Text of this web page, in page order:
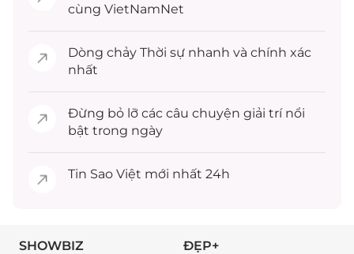
cùng VietNamNet
Dòng chảy Thời sự nhanh và chính xác
nhất
Đừng bỏ lỡ các câu chuyện giải trínổi
bật trong ngày
Tin Sao Việt mới nhất 24h
SHOWBIZ ĐẸP+